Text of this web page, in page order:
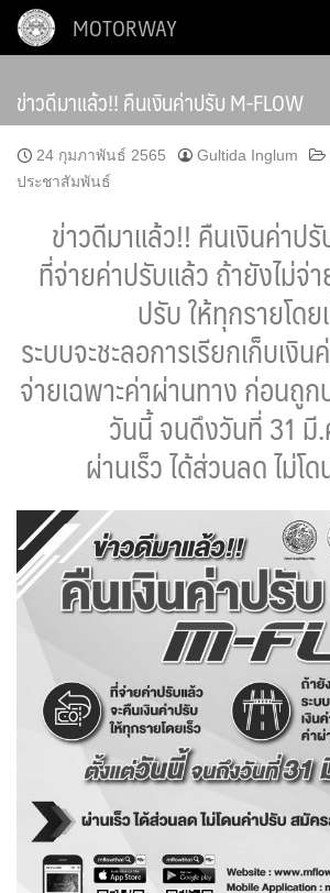
Skip
MOTORWAY
ข่าวดีมาแล้ว!! คืนเงินค่าปรับ M-FLOW
24 กุมภาพันธ์ 2565 Gultida Inglum
ประชาสัมพันธ์
ข่าวดีมาแล้ว!! คืนเงินค่าป
ที่จ่ายค่าปรับแล้ว ถ้ายังไม่จ่
ปรับ ให้ทุกรายโดย
ระบบจะชะลอการเรียกเก็บเงิ
จ่ายเฉพาะค่าผ่านทาง ก่อนถู
วันนี้ จนดึงวันที่ 31 มี
ผ่านเร็ว ได้ส่วนลด ไม่โ